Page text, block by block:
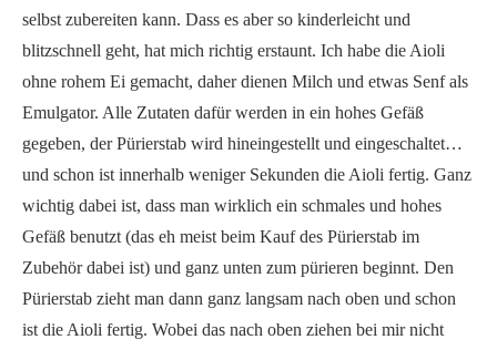
selbst zubereiten kann. Dass es aber so kinderleicht und
blitzschnell geht, hat mich richtig erstaunt. Ich habe die Aioli
ohne rohem Ei gemacht, daher dienen Milch und etwas Senf als
Emulgator. Alle Zutaten dafür werden in ein hohes Gefäß
gegeben, der Pürierstab wird hineingestellt und eingeschaltet…
und schon ist innerhalb weniger Sekunden die Aioli fertig. Ganz
wichtig dabei ist, dass man wirklich ein schmales und hohes
Gefäß benutzt (das eh meist beim Kauf des Pürierstab im
Zubehör dabei ist) und ganz unten zum pürieren beginnt. Den
Pürierstab zieht man dann ganz langsam nach oben und schon
ist die Aioli fertig. Wobei das nach oben ziehen bei mir nicht